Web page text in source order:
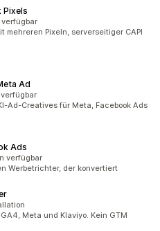
Pixels
verfügbar
mehreren Pixeln, serverseitiger CAPI
Ad
Ad-Creatives für Meta, Facebook Ads
Ads
verfügbar
Werbetrichter, der konvertiert
Meta und Klaviyo. Kein GTM